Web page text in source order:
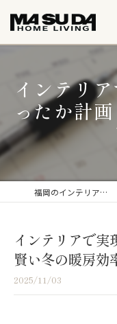
インテリ
ったか計
福岡のインテリアならマスダホームリビング
インテリアで実
賢い冬の暖房効
2025/11/03